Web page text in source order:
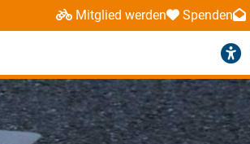
Mitglied werden Spenden